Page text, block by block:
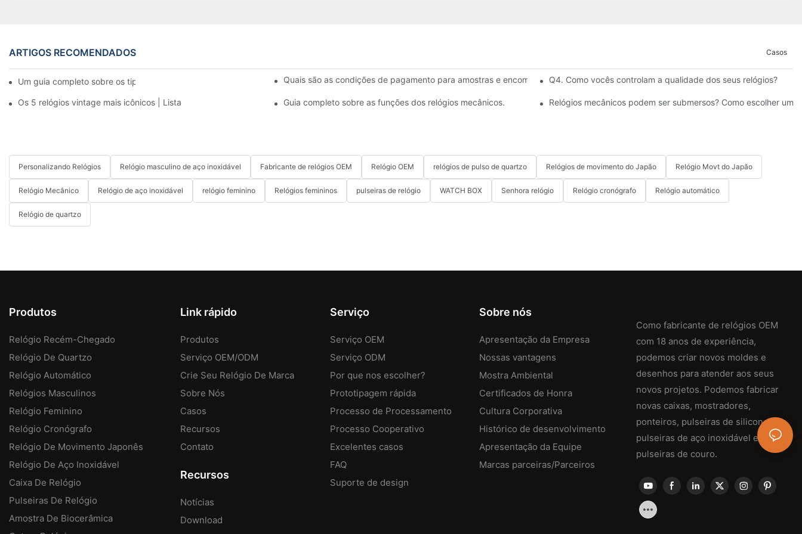
ARTIGOS RECOMENDADOS Casos
Um guia completo sobre os tipos de mecanismos de relógios. Quais são as condições de pagamento para amostras e encomendas em grande quantidade, respectivamente?
Q4. Como vocês controlam a qualidade dos seus relógios?
Os 5 relógios vintage mais icônicos | Lista Guia completo sobre as funções dos relógios mecânicos. Relógios mecânicos podem ser submersos? Como escolher um
Personalizando Relógios Relógio masculino de aço inoxidável Fabricante de relógios OEM Relógio OEM relógios de pulso de quartzo Relógios de movimento do Japão Relógio Movt do Japão
Relógio Mecânico Relógio de aço inoxidável relógio feminino Relógios femininos pulseiras de relógio WATCH BOX Senhora relógio Relógio cronógrafo Relógio automático
Relógio de quartzo
Produtos
Relógio Recém-Chegado
Relógio De Quartzo
Relógio Automático
Relógios Masculinos
Relógio Feminino
Relógio Cronógrafo
Relógio De Movimento Japonês
Relógio De Aço Inoxidável
Caixa De Relógio
Pulseiras De Relógio
Amostra De Biocerâmica
Link rápido
Produtos
Serviço OEM/ODM
Crie Seu Relógio De Marca
Sobre Nós
Casos
Recursos
Contato
Recursos
Notícias
Download
Serviço
Serviço OEM
Serviço ODM
Por que nos escolher?
Prototipagem rápida
Processo de Processamento
Processo Cooperativo
Excelentes casos
FAQ
Suporte de design
Sobre nós
Apresentação da Empresa
Nossas vantagens
Mostra Ambiental
Certificados de Honra
Cultura Corporativa
Histórico de desenvolvimento
Apresentação da Equipe
Marcas parceiras/Parceiros
Como fabricante de relógios OEM
com 18 anos de experiência,
podemos criar novos moldes e
desenhos para atender aos seus
novos projetos. Podemos fabricar
novas caixas, mostradores,
ponteiros, pulseiras de silicone,
pulseiras de aço inoxidável e
pulseiras de couro.